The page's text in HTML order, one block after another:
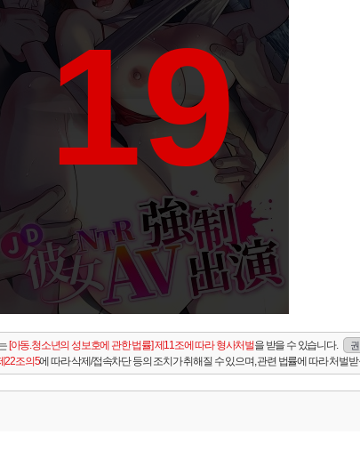
19
[아동.청소년의 성보호에 관한 법률] 제11조에 따라 형사처벌을 받을 수 있습니다.
22조의5에 따라 삭제/접속차단 등의 조치가 취해질 수 있으며, 관련 법률에 따라 처벌